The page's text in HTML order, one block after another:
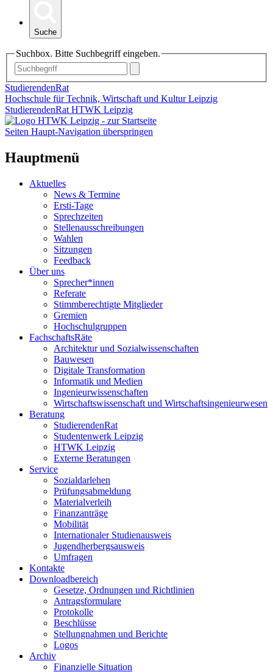
Suche
Suchbox. Bitte Suchbegriff eingeben.
StudierendenRat
Hochschule für Technik, Wirtschaft und Kultur Leipzig
StudierendenRat HTWK Leipzig
Seiten Haupt-Navigation überspringen
Hauptmenü
Aktuelles
News & Termine
Ersti-Tage
Sprechzeiten
Stellenausschreibungen
Wahlen
Sitzungen
Feedback
Über uns
Sprecher*innen
Referate
Stimmberechtigte Mitglieder
Gremien
Hochschulgruppen
FachschaftsRäte
Architektur und Sozialwissenschaften
Bauwesen
Digitale Transformation
Informatik und Medien
Ingenieurwissenschaften
Wirtschaftswissenschaft und Wirtschaftsingenieurwesen
Beratung
StudierendenRat
Studentenwerk Leipzig
HTWK Leipzig
Externe Beratungen
Service
Sozialdarlehen
Prüfungsabmeldung
Materialverleih
Finanzanträge
Mobilität
Internationaler Studienausweis
Jugendherbergsausweis
Umfragen
Kontakte
Downloadbereich
Gesetze, Ordnungen und Richtlinien
Antragsformulare
Protokolle
Beschlüsse
Stellungnahmen und Berichte
Logos
Archiv
Finanzielle Situation